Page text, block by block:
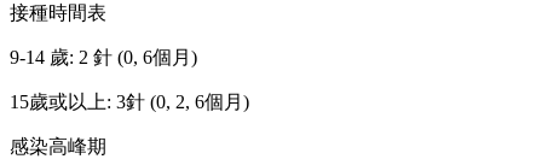
接種時間表
9-14 歲: 2 針 (0, 6個月)
15歲或以上: 3針 (0, 2, 6個月)
感染高峰期